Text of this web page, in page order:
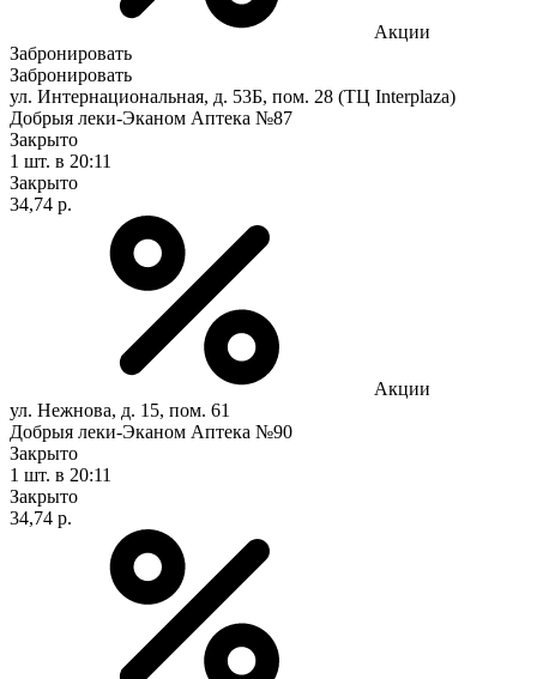
Акции
Забронировать
Забронировать
ул. Интернациональная, д. 53Б, пом. 28 (ТЦ Interplaza)
Добрыя леки-Эканом Аптека №87
Закрыто
1 шт. в 20:11
Закрыто
34,74 р.
Акции
ул. Нежнова, д. 15, пом. 61
Добрыя леки-Эканом Аптека №90
Закрыто
1 шт. в 20:11
Закрыто
34,74 р.